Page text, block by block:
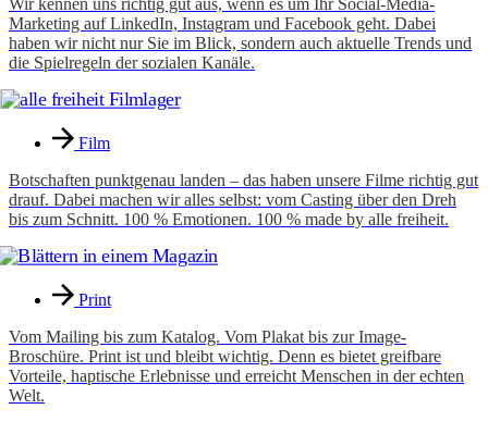
Marketing auf LinkedIn, Instagram und Facebook geht. Dabei
haben wir nicht nur Sie im Blick, sondern auch aktuelle Trends und
die Spielregeln der sozialen Kanäle.
Film
Botschaften punktgenau landen – das haben unsere Filme richtig gut
drauf. Dabei machen wir alles selbst: vom Casting über den Dreh
bis zum Schnitt. 100 % Emotionen. 100 % made by alle freiheit.
Print
Vom Mailing bis zum Katalog. Vom Plakat bis zur Image-
Broschüre. Print ist und bleibt wichtig. Denn es bietet greifbare
Vorteile, haptische Erlebnisse und erreicht Menschen in der echten
Welt.